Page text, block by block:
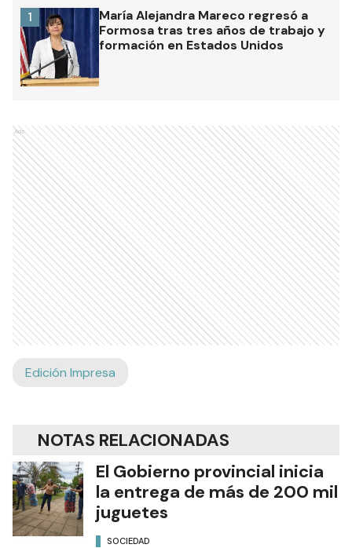
María Alejandra Mareco regresó a
Formosa tras tres años de trabajo y
formación en Estados Unidos
1
Ads
Edición Impresa
NOTAS RELACIONADAS
El Gobierno provincial inicia
la entrega de más de 200 mil
juguetes
SOCIEDAD